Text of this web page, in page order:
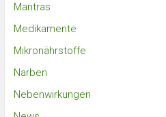
Mantras
Medikamente
Mikronährstoffe
Narben
Nebenwirkungen